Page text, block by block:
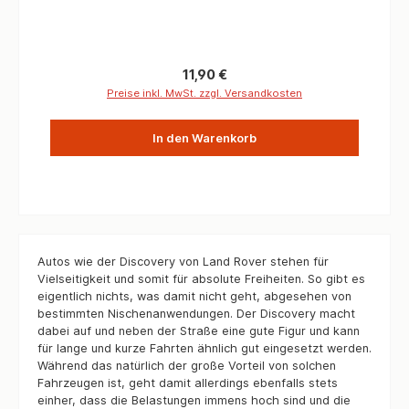
reparieren müssen, unser Überhol-Satz bietet Ihnen
alles, was Sie benötigen, um die Aufgabe erfolgreich
Discovery 1 wieder auf die Straße. Montage nur durch
Regulärer Preis:
11,90 €
Preise inkl. MwSt. zzgl. Versandkosten
In den Warenkorb
Autos wie der Discovery von Land Rover stehen für
Vielseitigkeit und somit für absolute Freiheiten. So gibt es
eigentlich nichts, was damit nicht geht, abgesehen von
bestimmten Nischenanwendungen. Der Discovery macht
dabei auf und neben der Straße eine gute Figur und kann
für lange und kurze Fahrten ähnlich gut eingesetzt werden.
Während das natürlich der große Vorteil von solchen
Fahrzeugen ist, geht damit allerdings ebenfalls stets
einher, dass die Belastungen immens hoch sind und die